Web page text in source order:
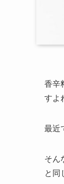
香辛
すよ
最近
そん
と同